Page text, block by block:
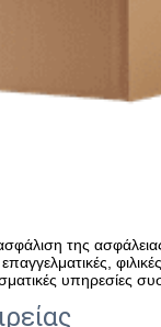
της
υπηρεσίες